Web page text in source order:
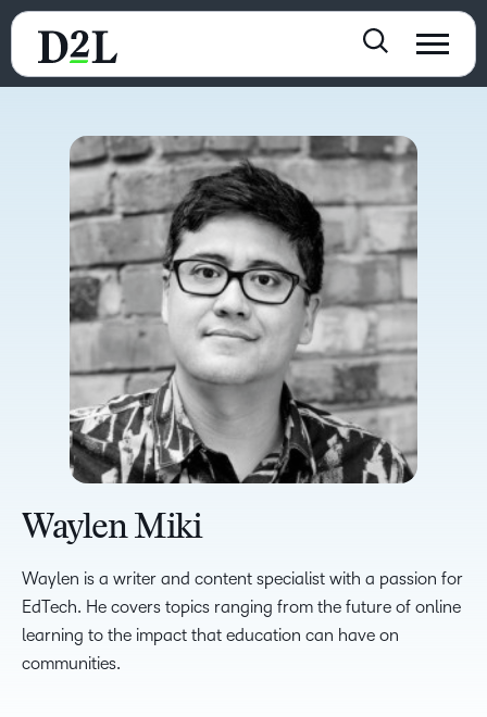
Waylen Miki
Waylen is a writer and content specialist with a passion for
EdTech. He covers topics ranging from the future of online
learning to the impact that education can have on
communities.